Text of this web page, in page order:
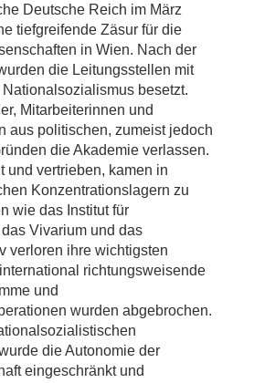
Deutsche Reich im März
tiefgreifende Zäsur für die
in Wien. Nach der
die Leitungsstellen mit
besetzt.
Mitarbeiterinnen und
aus politischen, zumeist jedoch
die Akademie verlassen.
und vertrieben, kamen in
Konzentrationslagern zu
wie das Institut für
Vivarium und das
verloren ihre wichtigsten
richtungsweisende
und
wurden abgebrochen.
die Autonomie der
eingeschränkt und